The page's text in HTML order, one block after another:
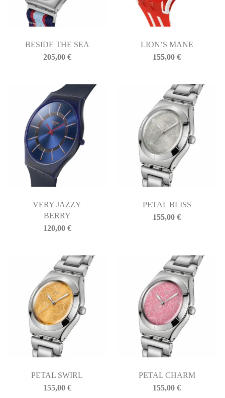
BESIDE THE SEA
205,00 €
LION’S MANE
155,00€
VERY JAZZY
BERRY
120,00 €
PETAL BLISS
155,00€
PETAL SWIRL
155,00 €
PETAL CHARM
155,00€